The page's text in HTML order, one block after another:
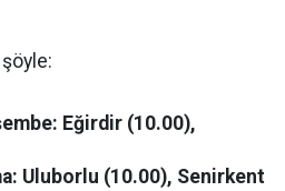
Eğirdir (10.00),
Uluborlu (10.00), Senirkent